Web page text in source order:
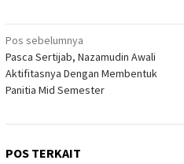
Navigasi
pos
Pos sebelumnya
Pasca Sertijab, Nazamudin Awali
Aktifitasnya Dengan Membentuk
Panitia Mid Semester
POS TERKAIT